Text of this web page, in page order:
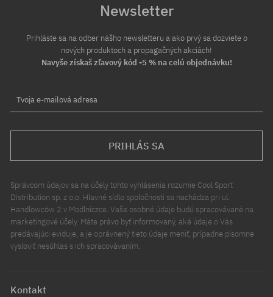
Newsletter
Prihláste sa na odber nášho newsletteru a ako prvý sa dozviete o
nových produktoch a propagačných akciách!
Navyše získaš zľavový kód -5 % na celú objednávku!
Tvoja e-mailová adresa
PRIHLÁS SA
Správcom údajov sa na účely tohto vyhlásenia rozumie Cool Sport
Distribution sp. z o.o. Hlavné sídlo spoločnosti sa nachádza pri ul.
Handlowców 2 v Modlniczce. Vaše osobné údaje budú spracovávané na
marketingové účely. Máte právo byť informovaný, aké údaje o Vás
predávajúci eviduje, a je oprávnený tieto údaje meniť, prípadne písomne
vysloviť nesúhlas s ich spracovávaním.
Kontakt